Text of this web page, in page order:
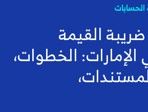
جميع الأقسام
نماذج محاسبية
حاسبات
الحسابات
القيمة
الخطوات،